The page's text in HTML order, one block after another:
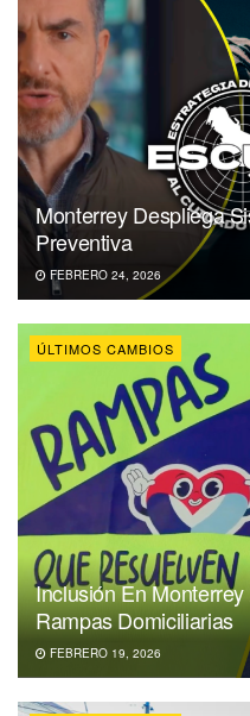
Monterrey Despliega
Preventiva
FEBRERO 24, 2026
ÚLTIMOS CAMBIOS
Inclusión En
Rampas Domiciliarias
FEBRERO 19, 2026